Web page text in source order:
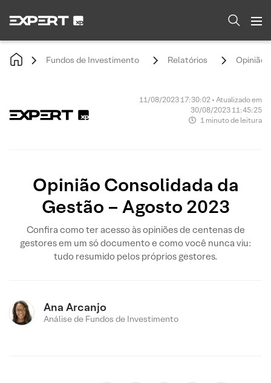
Fundos de Investimento Relatórios Opinião
11/08/2023 17:30:02 • Atualizado em
30/08/2023 11:45:25
1 minuto de leitura
Opinião Consolidada da
Gestão – Agosto 2023
Confira como ter acesso às opiniões de centenas de
gestores em um só documento e como você nunca viu:
tudo resumido pelos próprios gestores.
Ana Arcanjo
Análise de Fundos de Investimento